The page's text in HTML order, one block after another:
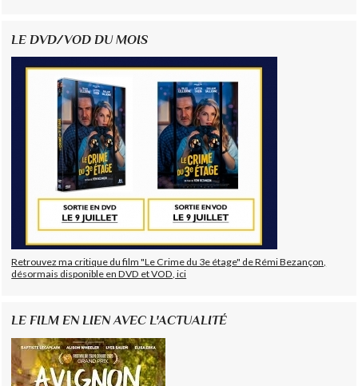
LE DVD/VOD DU MOIS
Retrouvez ma critique du film "Le Crime du 3e étage" de Rémi Bezançon,
désormais disponible en DVD et VOD, ici
LE FILM EN LIEN AVEC L'ACTUALITÉ